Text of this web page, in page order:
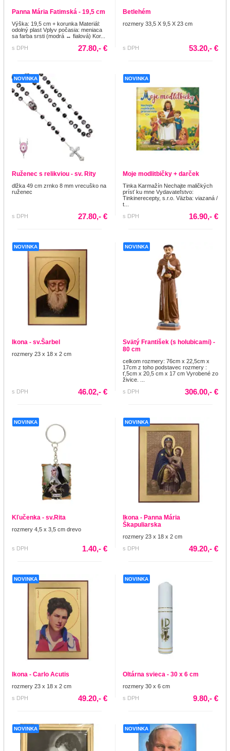
Panna Mária Fatimská - 19,5 cm
Výška: 19,5 cm + korunka Materiál:
odolný plast Vplyv počasia: meniaca
sa farba srsti (modrá ↔ fialová) Kor...
s DPH
27.80,- €
Betlehém
rozmery 33,5 X 9,5 X 23 cm
s DPH 53.20,- €
NOVINKA
Ruženec s relikviou - sv. Rity
dlžka 49 cm zrnko 8 mm vrecuško na
ruženec
s DPH 27.80,- €
NOVINKA
Moje modlitbičky + darček
Tinka Karmažín Nechajte maličkých
prísť ku mne Vydavateľstvo:
Tinkinerecepty, s.r.o. Väzba: viazaná /
t...
s DPH
16.90,- €
NOVINKA
Ikona - sv.Šarbel
rozmery 23 x 18 x 2 cm
s DPH 46.02,- €
NOVINKA
Svätý František (s holubicami) -
80 cm
celkom rozmery: 76cm x 22,5cm x
17cm z toho podstavec rozmery :
ť,5cm x 20,5 cm x 17 cm Vyrobené zo
živice. ...
s DPH
306.00,- €
NOVINKA
Kľučenka - sv.Rita
rozmery 4,5 x 3,5 cm drevo
s DPH 1.40,- €
NOVINKA
Ikona - Panna Mária
Škapuliarska
rozmery 23 x 18 x 2 cm
s DPH
49.20,- €
NOVINKA
Ikona - Carlo Acutis
rozmery 23 x 18 x 2 cm
s DPH
49.20,- €
NOVINKA
Oltárna svieca - 30 x 6 cm
rozmery 30 x 6 cm
s DPH
9.80,- €
NOVINKA NOVINKA